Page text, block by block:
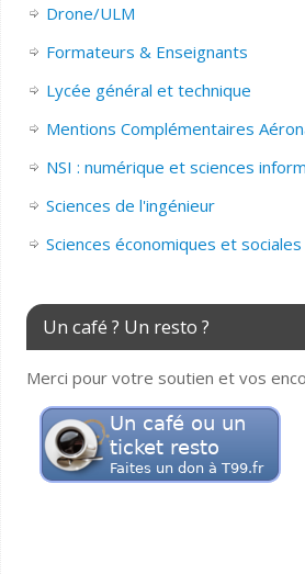
Drone/ULM
Formateurs & Enseignants
Lycée général et technique
Mentions Complémentaires
NSI : numérique et sciences
Sciences de l'ingénieur
Sciences économiques et sociales
Un café ? Un resto ?
Merci pour votre soutien et vos